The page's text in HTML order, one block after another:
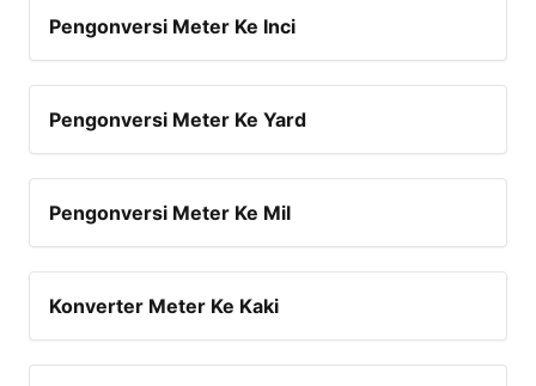
Pengonversi Meter Ke Inci
Pengonversi Meter Ke Yard
Pengonversi Meter Ke Mil
Konverter Meter Ke Kaki